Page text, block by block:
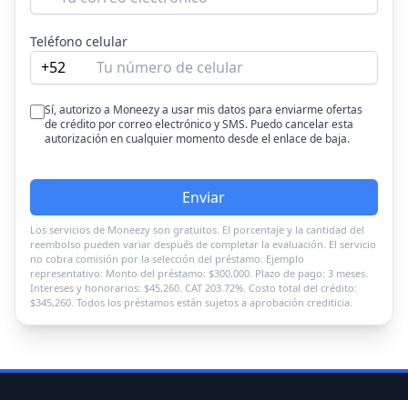
Teléfono celular
+52
Sí, autorizo a Moneezy a usar mis datos para enviarme ofertas
de crédito por correo electrónico y SMS. Puedo cancelar esta
autorización en cualquier momento desde el enlace de baja.
Enviar
Los servicios de Moneezy son gratuitos. El porcentaje y la cantidad del
reembolso pueden variar después de completar la evaluación. El servicio
no cobra comisión por la selección del préstamo. Ejemplo
representativo: Monto del préstamo: $300,000. Plazo de pago: 3 meses.
Intereses y honorarios: $45,260. CAT 203.72%. Costo total del crédito:
$345,260. Todos los préstamos están sujetos a aprobación crediticia.